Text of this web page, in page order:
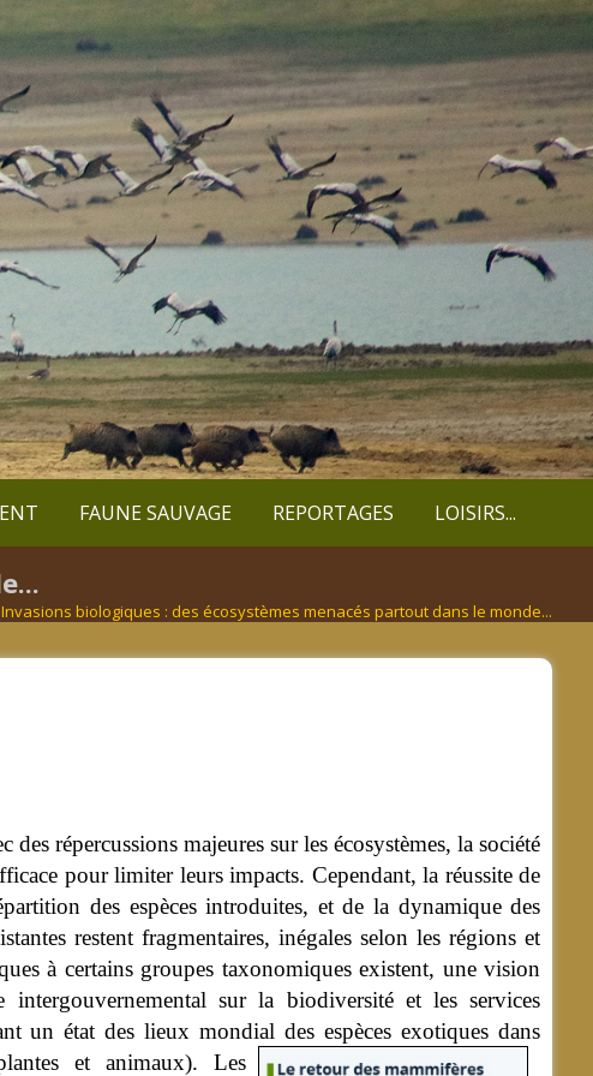
FAUNE SAUVAGE REPORTAGES LOISIRS...
biologiques : des écosystèmes menacés partout dans le monde...
répercussions majeures sur les écosystèmes, la société
pour limiter leurs impacts. Cependant, la réussite de
des espèces introduites, et de la dynamique des
restent fragmentaires, inégales selon les régions et
à certains groupes taxonomiques existent, une vision
sur la biodiversité et les services
un état des lieux mondial des espèces exotiques dans
et animaux).Les